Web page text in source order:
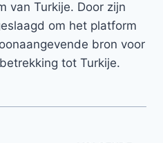
van Turkije. Door zijn
om het platform
bron voor
tot Turkije.